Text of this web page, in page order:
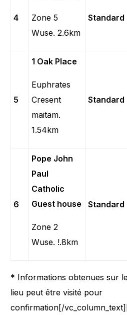
4
Zone 5
Wuse. 2.6km
Standard
5
1 Oak Place
Euphrates
Cresent
maitam.
1.54km
Standard
6
Pope John
Paul
Catholic
Guest house
Zone 2
Wuse. !.8km
Standard
* Informations obtenues sur
lieu peut être visité pour
confirmation[/